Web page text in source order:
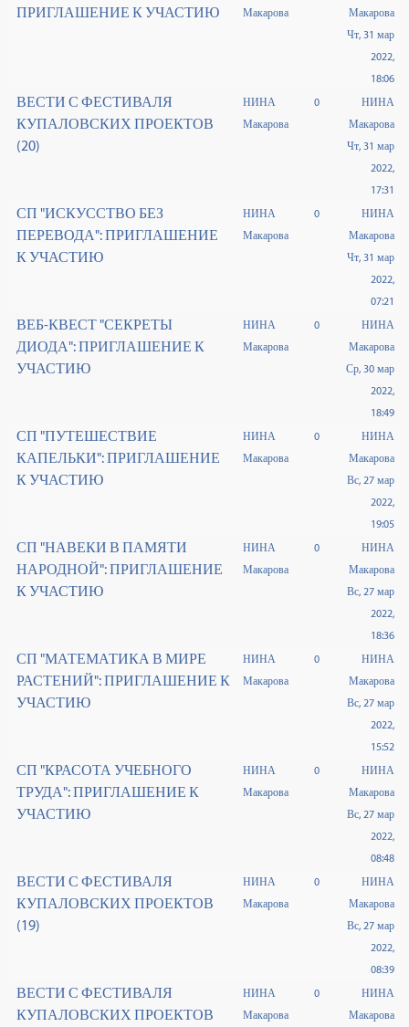
ПРИГЛАШЕНИЕ К УЧАСТИЮ
Макарова
Макарова
Чт, 31 мар
2022,
18:06
ВЕСТИ С ФЕСТИВАЛЯ
КУПАЛОВСКИХ ПРОЕКТОВ
(20)
НИНА
Макарова
0
НИНА
Макарова
Чт, 31 мар
2022,
17:31
СП "ИСКУССТВО БЕЗ
ПЕРЕВОДА": ПРИГЛАШЕНИЕ
К УЧАСТИЮ
НИНА
Макарова
0
НИНА
Макарова
Чт, 31 мар
2022,
07:21
ВЕБ-КВЕСТ "СЕКРЕТЫ
ДИОДА": ПРИГЛАШЕНИЕ К
УЧАСТИЮ
НИНА
Макарова
0
НИНА
Макарова
Ср, 30 мар
2022,
18:49
СП "ПУТЕШЕСТВИЕ
КАПЕЛЬКИ": ПРИГЛАШЕНИЕ
К УЧАСТИЮ
НИНА
Макарова
0
НИНА
Макарова
Вс, 27 мар
2022,
19:05
СП "НАВЕКИ В ПАМЯТИ
НАРОДНОЙ": ПРИГЛАШЕНИЕ
К УЧАСТИЮ
НИНА
Макарова
0
НИНА
Макарова
Вс, 27 мар
2022,
18:36
СП "МАТЕМАТИКА В МИРЕ
РАСТЕНИЙ": ПРИГЛАШЕНИЕ К
УЧАСТИЮ
НИНА
Макарова
0
НИНА
Макарова
Вс, 27 мар
2022,
15:52
СП "КРАСОТА УЧЕБНОГО
ТРУДА": ПРИГЛАШЕНИЕ К
УЧАСТИЮ
НИНА
Макарова
0
НИНА
Макарова
Вс, 27 мар
2022,
08:48
ВЕСТИ С ФЕСТИВАЛЯ
КУПАЛОВСКИХ ПРОЕКТОВ
(19)
НИНА
Макарова
0
НИНА
Макарова
Вс, 27 мар
2022,
08:39
ВЕСТИ С ФЕСТИВАЛЯ
КУПАЛОВСКИХ ПРОЕКТОВ
НИНА
Макарова
0
НИНА
Макарова